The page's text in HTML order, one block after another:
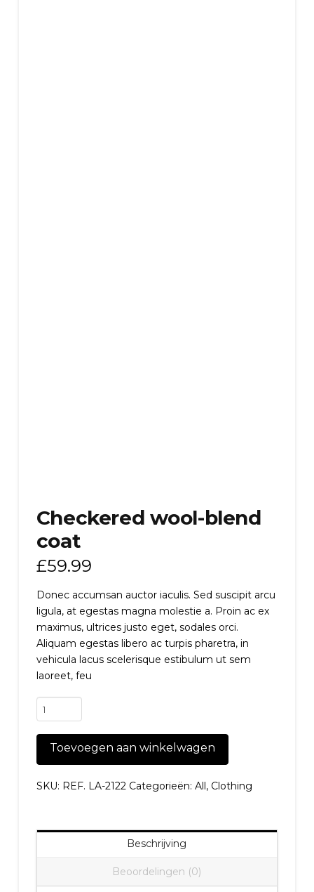
Checkered wool-blend
coat
£59.99
Donec accumsan auctor iaculis. Sed suscipit arcu
ligula, at egestas magna molestie a. Proin ac ex
maximus, ultrices justo eget, sodales orci.
Aliquam egestas libero ac turpis pharetra, in
vehicula lacus scelerisque estibulum ut sem
laoreet, feu
Checkered
wool-
blend
coat
aantal
Toevoegen aan winkelwagen
SKU: REF. LA-2122 Categorieën: All, Clothing
Beschrijving
Beoordelingen (0)